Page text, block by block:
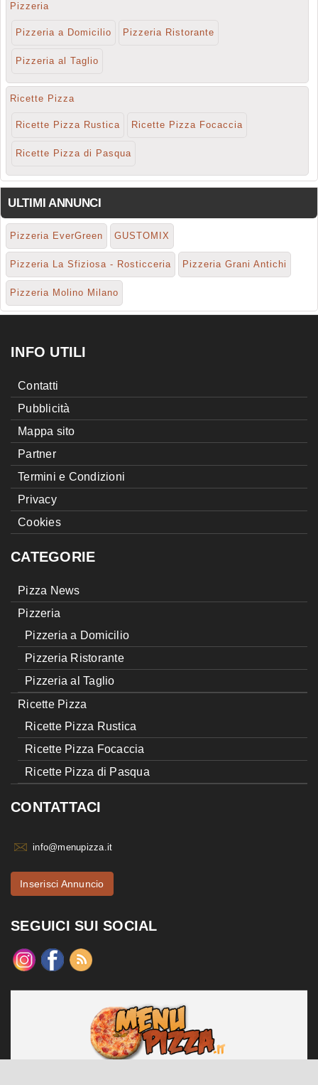
Pizzeria
Pizzeria a Domicilio Pizzeria Ristorante
Pizzeria al Taglio
Ricette Pizza
Ricette Pizza Rustica Ricette Pizza Focaccia
Ricette Pizza di Pasqua
ULTIMI ANNUNCI
Pizzeria EverGreen GUSTOMIX
Pizzeria La Sfiziosa - Rosticceria Pizzeria Grani Antichi
Pizzeria Molino Milano
INFO UTILI
Contatti
Pubblicità
Mappa sito
Partner
Termini e Condizioni
Privacy
Cookies
CATEGORIE
Pizza News
Pizzeria
Pizzeria a Domicilio
Pizzeria Ristorante
Pizzeria al Taglio
Ricette Pizza
Ricette Pizza Rustica
Ricette Pizza Focaccia
Ricette Pizza di Pasqua
CONTATTACI
info@menupizza.it
Inserisci Annuncio
SEGUICI SUI SOCIAL